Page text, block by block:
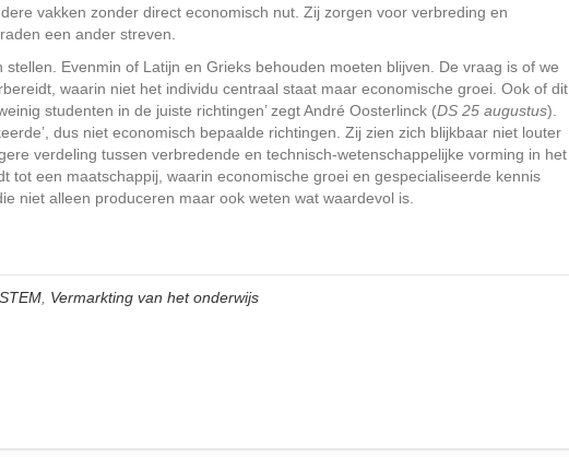
vakken zonder direct economisch nut. Zij zorgen voor verbreding en
een ander streven.
Evenmin of Latijn en Grieks behouden moeten blijven. De vraag is of we
waarin niet het individu centraal staat maar economische groei. Ook of dit
studenten in de juiste richtingen’ zegt André Oosterlinck (DS 25 augustus).
dus niet economisch bepaalde richtingen. Zij zien zich blijkbaar niet louter
verdeling tussen verbredende en technisch-wetenschappelijke vorming in het
tot een maatschappij, waarin economische groei en gespecialiseerde kennis
niet alleen produceren maar ook weten wat waardevol is.
STEM Vermarkting van het onderwijs